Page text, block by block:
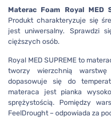
Materac Foam Royal MED
Produkt charakteryzuje się
jest uniwersalny. Sprawdzi
cięższych osób.
Royal MED SUPREME to
tworzy wierzchnią
dopasowuje się do
materaca jest pianka
sprężystością. Pomiędzy
FeelDrought – odpowiada za